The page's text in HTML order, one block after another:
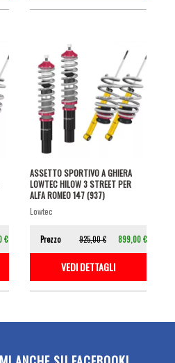
€
ASSETTO SPORTIVO A GHIERA
LOWTEC HILOW 3 STREET PER
ALFA ROMEO 147 (937)
lowtec
Prezzo 925,00 € 899,00 €
VEDI DETTAGLI